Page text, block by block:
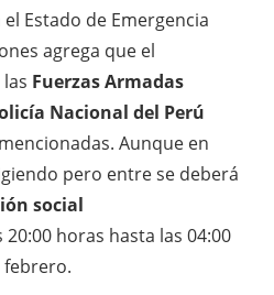
Estado de Emergencia
agrega que el
Fuerzas Armadas
Nacional del Perú
Aunque en
pero entre se deberá
social
20:00 horas hasta las 04:00
febrero.